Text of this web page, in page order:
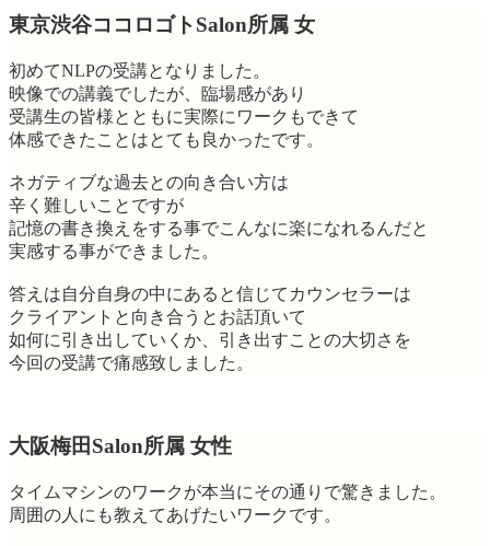
東京渋谷ココロゴトSalon所属 女
初めてNLPの受講となりました。
映像での講義でしたが、臨場感があり
受講生の皆様とともに実際にワークもできて
体感できたことはとても良かったです。
ネガティブな過去との向き合い方は
辛く難しいことですが
記憶の書き換えをする事でこんなに楽になれるんだと
実感する事ができました。
答えは自分自身の中にあると信じてカウンセラーは
クライアントと向き合うとお話頂いて
如何に引き出していくか、引き出すことの大切さを
今回の受講で痛感致しました。
大阪梅田Salon所属 女性
タイムマシンのワークが本当にその通りで驚きました。
周囲の人にも教えてあげたいワークです。